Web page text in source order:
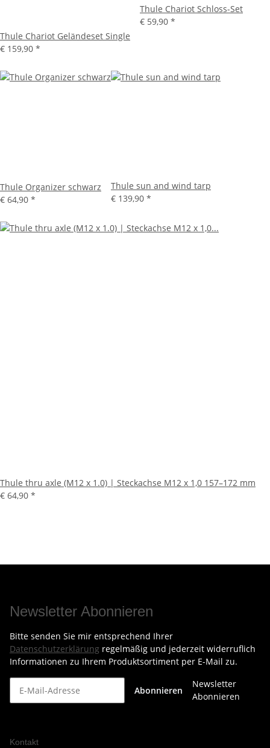
Thule Chariot Geländeset Single
€ 159,90 *
Thule Chariot Schloss-Set
€ 59,90 *
Thule Organizer schwarz
€ 64,90 *
Thule sun and wind tarp
€ 139,90 *
Thule thru axle (M12 x 1.0) | Steckachse M12 x 1,0 157–172 mm
€ 64,90 *
Newsletter Abonnieren
Bitte senden Sie mir entsprechend Ihrer
Datenschutzerklärung regelmäßig und jederzeit widerruflich
Informationen zu Ihrem Produktsortiment per E-Mail zu.
Abonnieren
Newsletter
Abonnieren
Kontakt